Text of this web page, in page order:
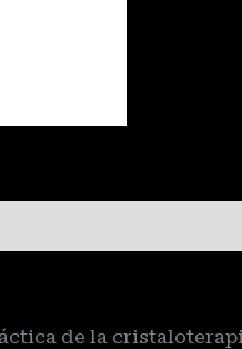
de la